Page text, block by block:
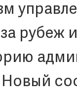
рубеж